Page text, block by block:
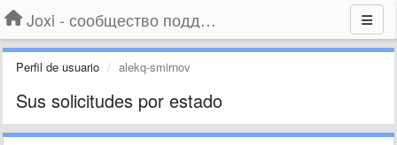
Joxi - сообщество поддержки
Perfil de usuario alekq-smirnov
Sus solicitudes por estado